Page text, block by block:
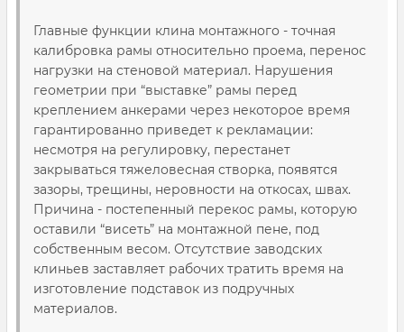
Главные функции клина монтажного - точная
калибровка рамы относительно проема, перенос
нагрузки на стеновой материал. Нарушения
геометрии при “выставке” рамы перед
креплением анкерами через некоторое время
гарантированно приведет к рекламации:
несмотря на регулировку, перестанет
закрываться тяжеловесная створка, появятся
зазоры, трещины, неровности на откосах, швах.
Причина - постепенный перекос рамы, которую
оставили “висеть” на монтажной пене, под
собственным весом. Отсутствие заводских
клиньев заставляет рабочих тратить время на
изготовление подставок из подручных
материалов.